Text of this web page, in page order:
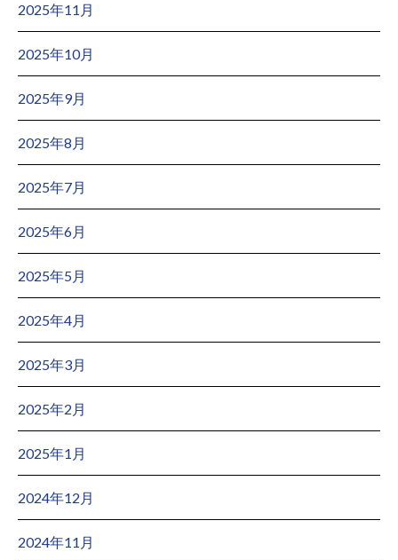
2025年11月
2025年10月
2025年9月
2025年8月
2025年7月
2025年6月
2025年5月
2025年4月
2025年3月
2025年2月
2025年1月
2024年12月
2024年11月